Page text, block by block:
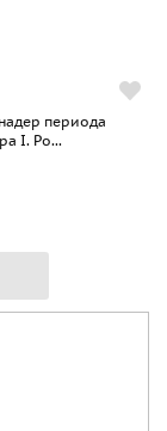
периода
I. Ро...